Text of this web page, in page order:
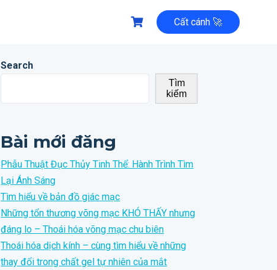
Cất cánh 🚀
Search
Tìm
kiếm
Bài mới đăng
Phẫu Thuật Đục Thủy Tinh Thể: Hành Trình Tìm
Lại Ánh Sáng
Tìm hiểu về bản đồ giác mạc
Những tổn thương võng mạc KHÓ THẤY nhưng
đáng lo – Thoái hóa võng mạc chu biên
Thoái hóa dịch kính – cùng tìm hiểu về những
thay đổi trong chất gel tự nhiên của mắt